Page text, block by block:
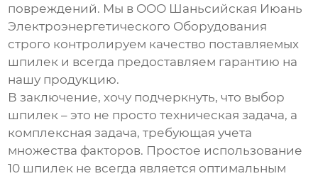
повреждений. Мы в ООО Шаньсийская Июань
Электроэнергетического Оборудования
строго контролируем качество поставляемых
шпилек и всегда предоставляем гарантию на
нашу продукцию.
В заключение, хочу подчеркнуть, что выбор
шпилек – это не просто техническая задача, а
комплексная задача, требующая учета
множества факторов. Простое использование
10 шпилек не всегда является оптимальным